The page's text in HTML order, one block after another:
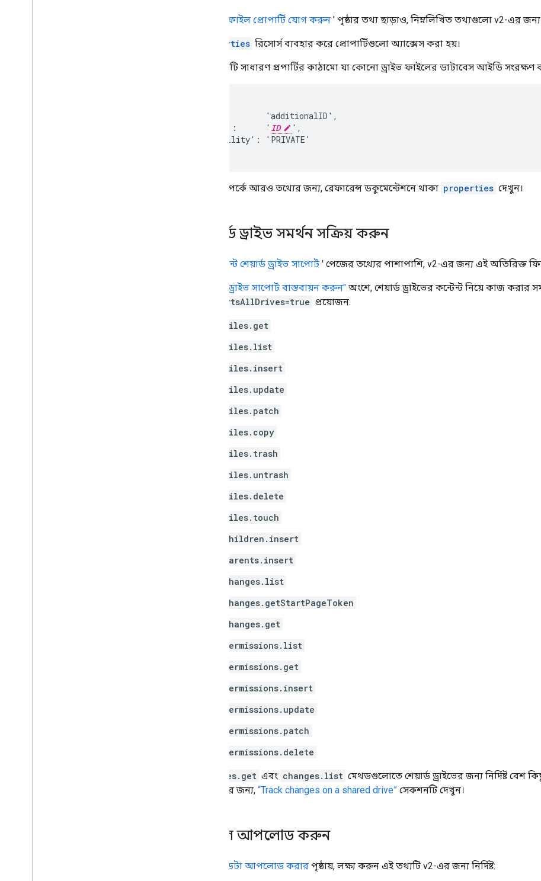
'কাস্টম ফাইল প্রোপার্টি যোগ করুন ' পৃষ্ঠার তথ্য ছাড়াও, নিম্নলিখিত তথ্যগুলো v2-এর জন্য
properties রিসোর্স ব্যবহার করে প্রোপার্টিগুলো অ্যাক্সেস করা হয়।
এটি একটি সাধারণ প্রপার্টির কাঠামো যা কোনো ড্রাইভ ফাইলের ডাটাবেস আইডি
  'key':        'additionalID',
  'value':      '
ID
',
  'visibility': 'PRIVATE'
সীমা সম্পর্কে আরও তথ্যের জন্য, রেফারেন্স ডকুমেন্টেশনে থাকা properties দেখুন।
শেয়ার্ড ড্রাইভ সমর্থন সক্রিয় করুন
'ইমপ্লিমেন্ট শেয়ার্ড ড্রাইভ সাপোর্ট ' পেজের তথ্যের পাশাপাশি, v2-এর জন্য এই অতিরিক্ত
"শেয়ার্ড ড্রাইভ সাপোর্ট বাস্তবায়ন করুন" অংশে, শেয়ার্ড ড্রাইভের কন্টেন্ট নিয়ে কাজ
supportsAllDrives=true প্রয়োজন:
files.get
files.list
files.insert
files.update
files.patch
files.copy
files.trash
files.untrash
files.delete
files.touch
children.insert
parents.insert
changes.list
changes.getStartPageToken
changes.get
permissions.list
permissions.get
permissions.insert
permissions.update
permissions.patch
permissions.delete
changes.get এবং changes.list মেথডগুলোতে শেয়ার্ড ড্রাইভের জন্য নির্দিষ্ট বেশ
তালিকার জন্য, “Track changes on a shared drive” সেকশনটি দেখুন।
ফাইল আপলোড করুন
ফাইল ডেটা আপলোড করার পৃষ্ঠায়, লক্ষ্য করুন এই তথ্যটি v2-এর জন্য নির্দিষ্ট: